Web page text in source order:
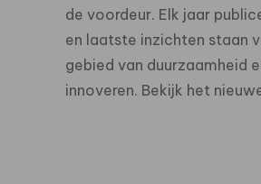
de voordeur. Elk jaar
en laatste inzichten staan
gebied van duurzaamheid
innoveren. Bekijk het